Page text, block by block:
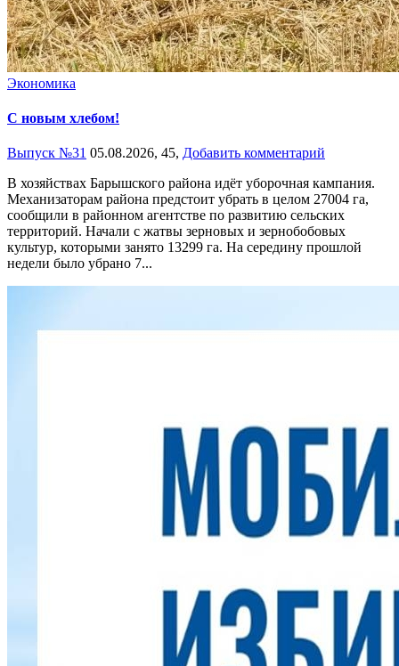
Экономика
С новым хлебом!
Выпуск №31 05.08.2026, 45, Добавить комментарий
В хозяйствах Барышского района идёт уборочная кампания.
Механизаторам района предстоит убрать в целом 27004 га,
сообщили в районном агентстве по развитию сельских
территорий. Начали с жатвы зерновых и зернобобовых
культур, которыми занято 13299 га. На середину прошлой
недели было убрано 7...